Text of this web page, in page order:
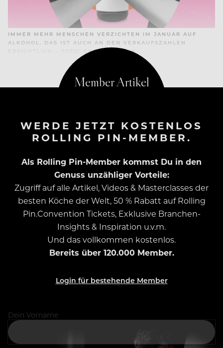
IMMER MEHR MENSCHEN VERZICHTEN IM JANUAR AUF
ALKOHOL. DAS IST AUCH AN DEN VERKAUFSZAHLEN
ERSICHTLICH – FOTO: SHUTTERSTOCK
WERDE JETZT KOSTENLOS
ROLLING PIN-MEMBER.
Als Rolling Pin-Member kommst Du in den
Genuss unzähliger Vorteile:
Zugriff auf alle Artikel, Videos & Masterclasses der
besten Köche der Welt, 50 % Rabatt auf Rolling
Pin.Convention Tickets, Exklusive Branchen-
Insights & Inspiration u.v.m.
Und das vollkommen kostenlos.
Bereits über 120.000 Member.
Login für bestehende Member
Dein Vorname